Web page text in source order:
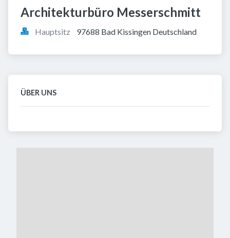
Architekturbüro Messerschmitt
Hauptsitz 97688 Bad Kissingen Deutschland
ÜBER UNS